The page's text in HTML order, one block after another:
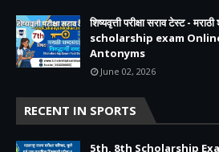
शिष्यवृत्ती परीक्षा सराव टेस्ट -
scholarship exam
Antonyms
June 02, 2026
RECENT IN SPORTS
5th, 8th Scholarship